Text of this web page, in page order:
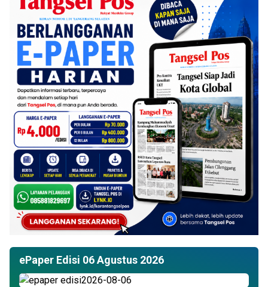
ePaper Edisi 06 Agustus 2026